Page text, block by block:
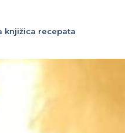
knjižica recepata